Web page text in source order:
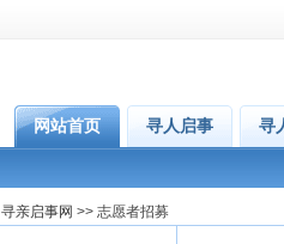
网站首页 寻人启事 寻
寻亲启事网 >> 志愿者招募